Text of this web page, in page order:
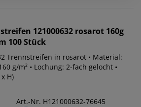
121000632 rosarot 160g
100 Stück
Trennstreifen in rosarot • Material:
g/m² • Lochung: 2-fach gelocht •
H)
Art.-Nr. H121000632-76645